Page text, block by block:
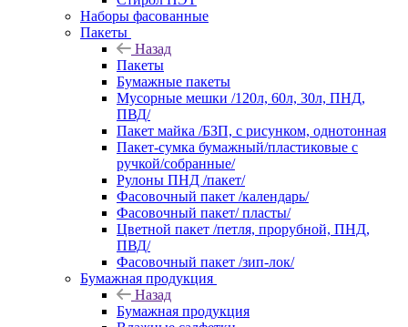
Наборы фасованные
Пакеты
Назад
Пакеты
Бумажные пакеты
Мусорные мешки /120л, 60л, 30л, ПНД,
ПВД/
Пакет майка /БЗП, с рисунком, однотонная
Пакет-сумка бумажный/пластиковые с
ручкой/собранные/
Рулоны ПНД /пакет/
Фасовочный пакет /календарь/
Фасовочный пакет/ пласты/
Цветной пакет /петля, прорубной, ПНД,
ПВД/
Фасовочный пакет /зип-лок/
Бумажная продукция
Назад
Бумажная продукция